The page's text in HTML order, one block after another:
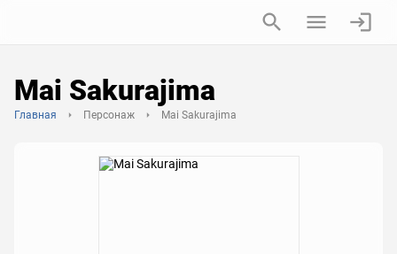
Mai Sakurajima
Главная Персонаж Mai Sakurajima